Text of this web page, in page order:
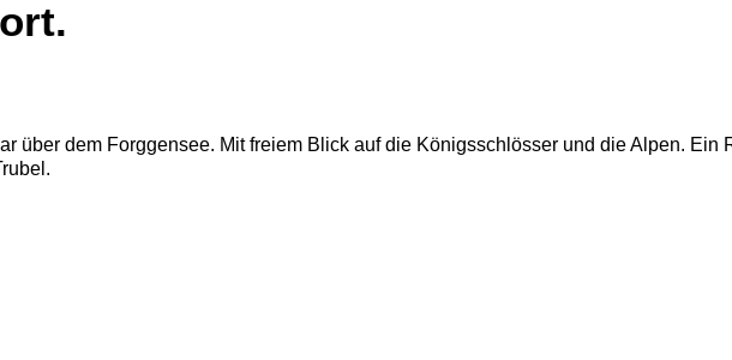
über dem Forggensee. Mit freiem Blick auf die Königsschlösser und die Alpen. Ein